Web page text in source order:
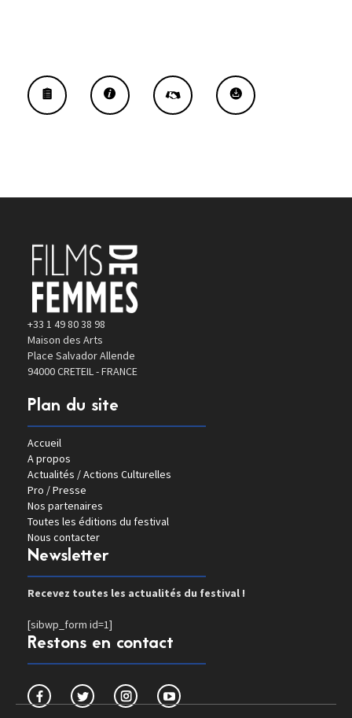
+33 1 49 80 38 98
Maison des Arts
Place Salvador Allende
94000 CRETEIL - FRANCE
Plan du site
Accueil
A propos
Actualités / Actions Culturelles
Pro / Presse
Nos partenaires
Toutes les éditions du festival
Nous contacter
Newsletter
Recevez toutes les actualités du festival !
[sibwp_form id=1]
Restons en contact